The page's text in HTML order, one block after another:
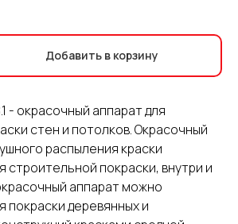
Добавить в корзину
- окрасочный аппарат для
стен и потолков. Окрасочный
распыления краски
строительной покраски, внутри и
аппарат можно
покраски деревянных и